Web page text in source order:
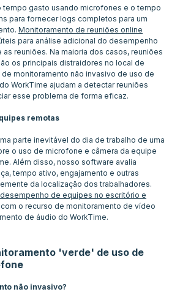
tempo gasto usando microfones e o tempo
para fornecer logs completos para um
Monitoramento de reuniões online
para análise adicional do desempenho
as reuniões. Na maioria dos casos, reuniões
os principais distraidores no local de
monitoramento não invasivo de uso de
WorkTime ajudam a detectar reuniões
esse problema de forma eficaz.
remotas
parte inevitável do dia de trabalho de uma
o uso de microfone e câmera da equipe
Além disso, nosso software avalia
tempo ativo, engajamento e outras
da localização dos trabalhadores.
de equipes no escritório e
o recurso de monitoramento de vídeo
de áudio do WorkTime.
'verde' de uso de
não invasivo?